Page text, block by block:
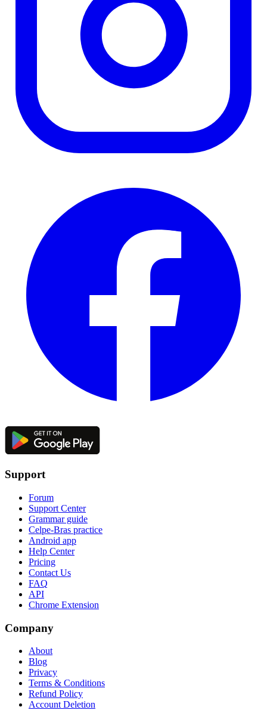
Support
Forum
Support Center
Grammar guide
Celpe-Bras practice
Android app
Help Center
Pricing
Contact Us
FAQ
API
Chrome Extension
Company
About
Blog
Privacy
Terms & Conditions
Refund Policy
Account Deletion